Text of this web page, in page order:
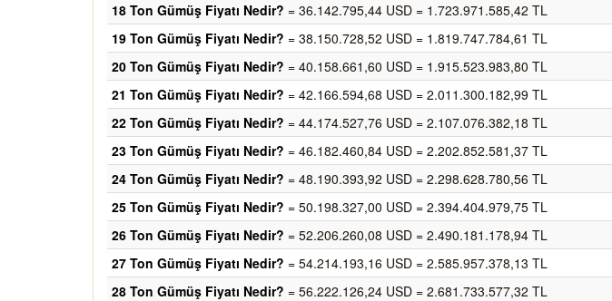
18 Ton Gümüş Fiyatı Nedir? = 36.142.795,44 USD = 1.723.971.585,42 TL
19 Ton Gümüş Fiyatı Nedir? = 38.150.728,52 USD = 1.819.747.784,61 TL
20 Ton Gümüş Fiyatı Nedir? = 40.158.661,60 USD = 1.915.523.983,80 TL
21 Ton Gümüş Fiyatı Nedir? = 42.166.594,68 USD = 2.011.300.182,99 TL
22 Ton Gümüş Fiyatı Nedir? = 44.174.527,76 USD = 2.107.076.382,18 TL
23 Ton Gümüş Fiyatı Nedir? = 46.182.460,84 USD = 2.202.852.581,37 TL
24 Ton Gümüş Fiyatı Nedir? = 48.190.393,92 USD = 2.298.628.780,56 TL
25 Ton Gümüş Fiyatı Nedir? = 50.198.327,00 USD = 2.394.404.979,75 TL
26 Ton Gümüş Fiyatı Nedir? = 52.206.260,08 USD = 2.490.181.178,94 TL
27 Ton Gümüş Fiyatı Nedir? = 54.214.193,16 USD = 2.585.957.378,13 TL
28 Ton Gümüş Fiyatı Nedir? = 56.222.126,24 USD = 2.681.733.577,32 TL